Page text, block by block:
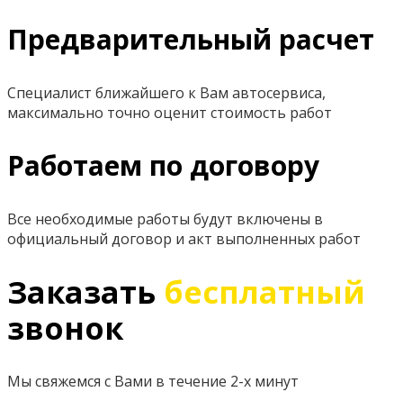
Предварительный расчет
Специалист ближайшего к Вам автосервиса,
максимально точно оценит стоимость работ
Работаем по договору
Все необходимые работы будут включены в
официальный договор и акт выполненных работ
Заказать бесплатный
звонок
Мы свяжемся с Вами в течение 2-х минут